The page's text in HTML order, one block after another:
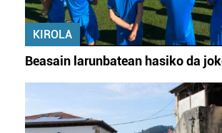
KIROLA
Beasain larunbatean hasiko da